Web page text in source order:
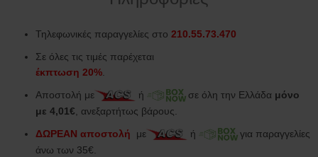
Τηλεφωνικές παραγγελίες στο 210.55.73.470
Σε όλες τις τιμές παρέχεται
έκπτωση 20%
Αποστολή με
ή σε όλη την Ελλάδα μόνο
με 4,01€ , ανεξαρτήτως βάρους.
ΔΩΡΕΑΝ αποστολή με ή
για παραγγελίες
άνω των 35€.